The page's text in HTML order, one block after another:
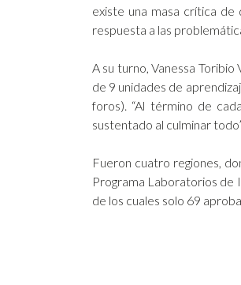
existe una masa crítica
respuesta a las
A su turno, Vanessa
de 9 unidades de
foros). “Al término de
sustentado al culminar
Fueron cuatro regiones,
Programa Laboratorios de
de los cuales solo 69